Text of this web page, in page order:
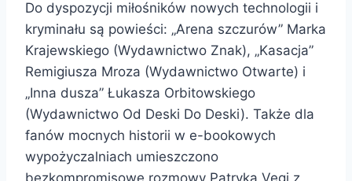
Do dyspozycji miłośników nowych technologii i
kryminału są powieści: „Arena szczurów” Marka
Krajewskiego (Wydawnictwo Znak), „Kasacja”
Remigiusza Mroza (Wydawnictwo Otwarte) i
„Inna dusza” Łukasza Orbitowskiego
(Wydawnictwo Od Deski Do Deski). Także dla
fanów mocnych historii w e-bookowych
wypożyczalniach umieszczono
bezkompromisowe rozmowy Patryka Vegi z